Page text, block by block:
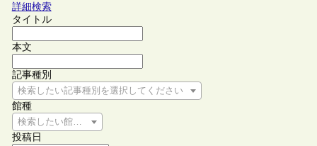
詳細検索
タイトル
本文
記事種別
検索したい記事種別を選択してください
館種
検索したい館種を選択してください
投稿日